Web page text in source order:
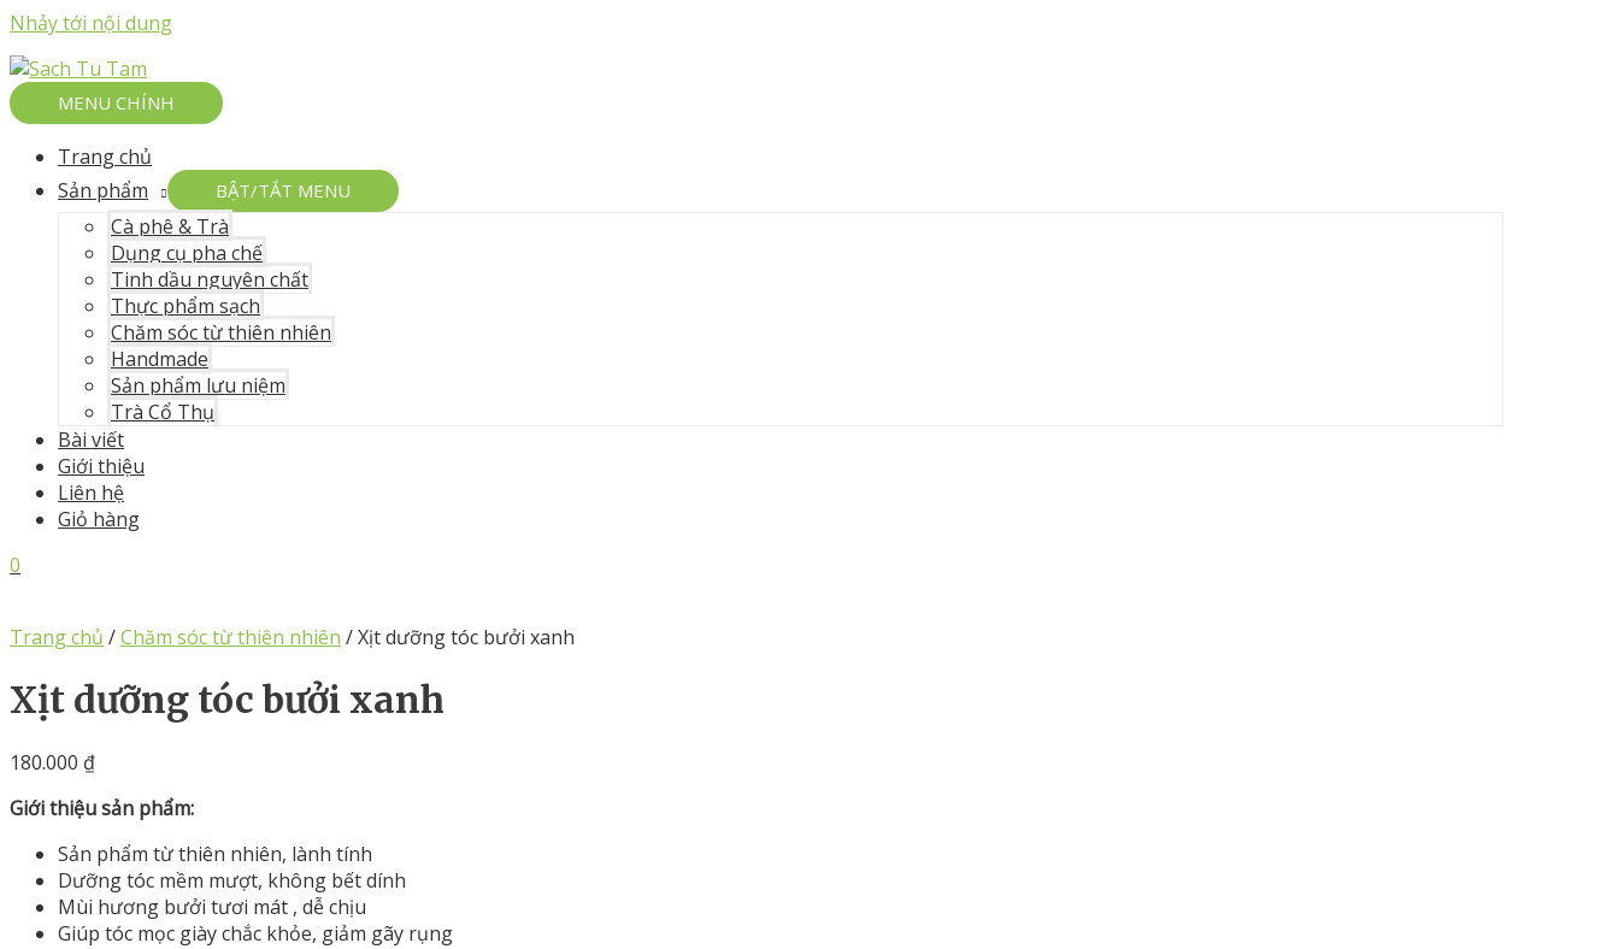
Nhảy tới nội dung
MENU CHÍNH
Trang chủ
Sản phẩm
BẬT/TẮT MENU
Cà phê & Trà
Dụng cụ pha chế
Tinh dầu nguyên chất
Thực phẩm sạch
Chăm sóc từ thiên nhiên
Handmade
Sản phẩm lưu niệm
Trà Cổ Thụ
Bài viết
Giới thiệu
Liên hệ
Giỏ hàng
0
Trang chủ /Chăm sóc từ thiên nhiên / Xịt dưỡng tóc bưởi xanh
Xịt dưỡng tóc bưởi xanh
180.000 ₫
Giới thiệu sản phẩm:
Sản phẩm từ thiên nhiên, lành tính
Dưỡng tóc mềm mượt, không bết dính
Mùi hương bưởi tươi mát , dễ chịu
Giúp tóc mọc giày chắc khỏe, giảm gãy rụng